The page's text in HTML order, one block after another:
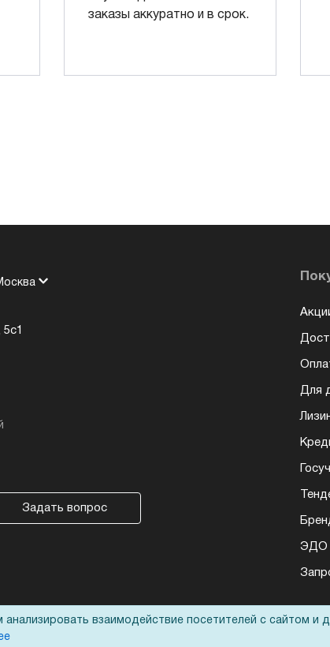
заказы аккуратно и в срок.
Задать вопрос
Для
ЭДО
взаимодействие посетителей с сайтом